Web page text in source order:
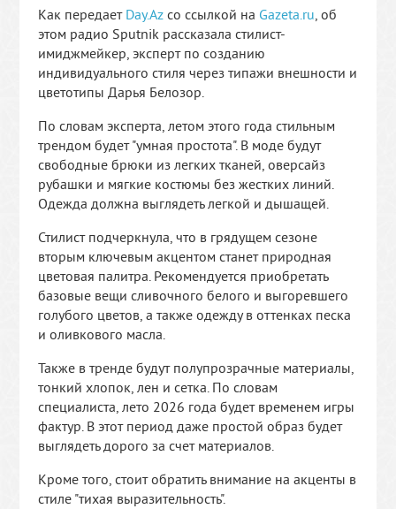
Как передает Day.Azсо ссылкой на Gazeta.ru, об
этом радио Sputnik рассказала стилист-
имиджмейкер, эксперт по созданию
индивидуального стиля через типажи внешности и
цветотипы Дарья Белозор.
По словам эксперта, летом этого года стильным
трендом будет "умная простота". В моде будут
свободные брюки из легких тканей, оверсайз
рубашки и мягкие костюмы без жестких линий.
Одежда должна выглядеть легкой и дышащей.
Стилист подчеркнула, что в грядущем сезоне
вторым ключевым акцентом станет природная
цветовая палитра. Рекомендуется приобретать
базовые вещи сливочного белого и выгоревшего
голубого цветов, а также одежду в оттенках песка
и оливкового масла.
Также в тренде будут полупрозрачные материалы,
тонкий хлопок, лен и сетка. По словам
специалиста, лето 2026 года будет временем игры
фактур. В этот период даже простой образ будет
выглядеть дорого за счет материалов.
Кроме того, стоит обратить внимание на акценты в
стиле "тихая выразительность".